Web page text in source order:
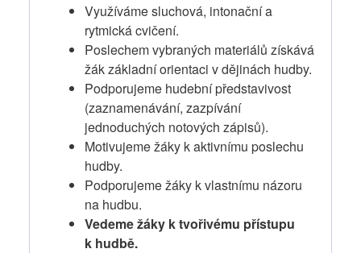
Využíváme sluchová, intonační a
rytmická cvičení.
Poslechem vybraných materiálů získává
žák základní orientaci v dějinách hudby.
Podporujeme hudební představivost
(zaznamenávání, zazpívání
jednoduchých notových zápisů).
Motivujeme žáky k aktivnímu poslechu
hudby.
Podporujeme žáky k vlastnímu názoru
na hudbu.
Vedeme žáky k tvořivému přístupu
k hudbě.